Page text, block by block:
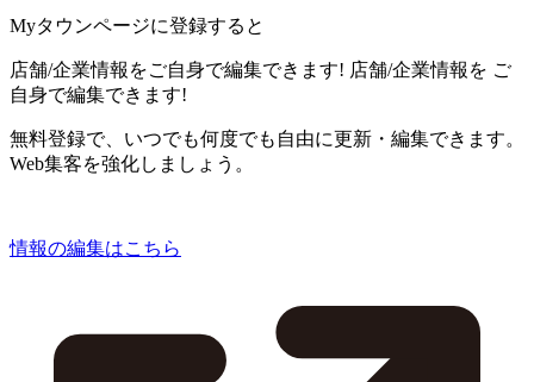
Myタウンページに登録すると
店舗/企業情報をご自身で編集できます! 店舗/企業情報を ご
自身で編集できます!
無料登録で、いつでも何度でも自由に更新・編集できます。
Web集客を強化しましょう。
情報の編集はこちら